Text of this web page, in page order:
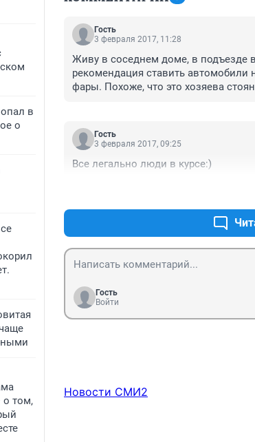
в
о
о том,
Гость
3 февраля 2017, 11:28
Живу в соседнем доме, в подъезде
рекомендация ставить
фары. Похоже, что это хозяева
Гость
3 февраля 2017, 09:25
Все легально люди в курсе:)
Гость
Войти
Новости СМИ2